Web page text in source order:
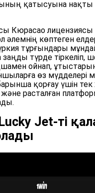
қатысуына
Кюрасао
әлемнің көптеген
тұрғындары
заңды түрде тіркеліп,
ойнап,
өз мүдделері
қорғау үшін
расталған
Jet-ті